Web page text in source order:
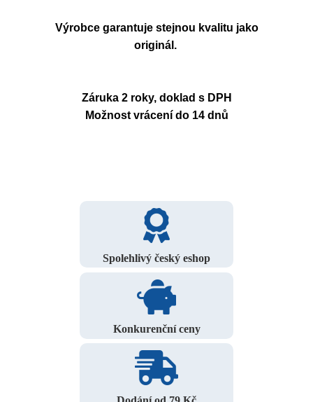
Výrobce garantuje stejnou kvalitu jako
originál.
Záruka 2 roky, doklad s DPH
Možnost vrácení do 14 dnů
Spolehlivý český eshop
Konkurenční ceny